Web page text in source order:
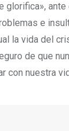
glorifica»,
e
la vida del
de que
con nuestra